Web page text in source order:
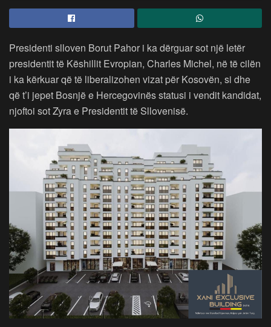
Presidenti slloven Borut Pahor i ka dërguar sot një letër
presidentit të Këshillit Evropian, Charles Michel, në të cilën
i ka kërkuar që të liberalizohen vizat për Kosovën, si dhe
që t’i jepet Bosnjë e Hercegovinës statusi i vendit kandidat,
njoftoi sot Zyra e Presidentit të Sllovenisë.